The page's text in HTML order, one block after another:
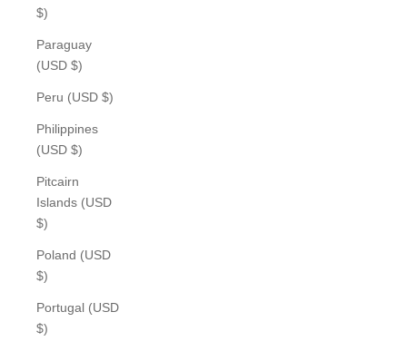
$)
Paraguay
(USD $)
Peru (USD $)
Philippines
(USD $)
Pitcairn
Islands (USD
$)
Poland (USD
$)
Portugal (USD
$)